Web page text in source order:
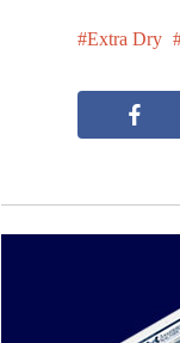
Extra Dry